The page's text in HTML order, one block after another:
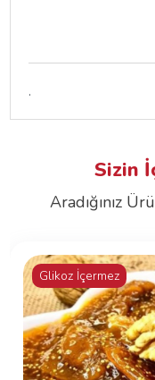
.
Sizin
Aradığınız
Glikoz İçermez